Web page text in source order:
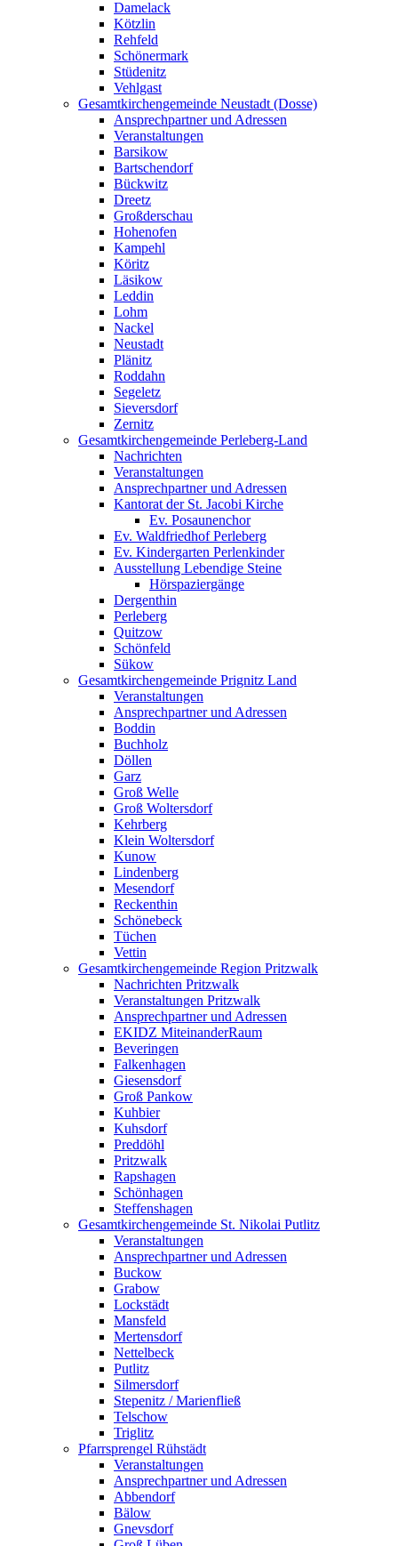
Damelack
Kötzlin
Rehfeld
Schönermark
Stüdenitz
Vehlgast
Gesamtkirchengemeinde Neustadt (Dosse)
Ansprechpartner und Adressen
Veranstaltungen
Barsikow
Bartschendorf
Bückwitz
Dreetz
Großderschau
Hohenofen
Kampehl
Köritz
Läsikow
Leddin
Lohm
Nackel
Neustadt
Plänitz
Roddahn
Segeletz
Sieversdorf
Zernitz
Gesamtkirchengemeinde Perleberg-Land
Nachrichten
Veranstaltungen
Ansprechpartner und Adressen
Kantorat der St. Jacobi Kirche
Ev. Posaunenchor
Ev. Waldfriedhof Perleberg
Ev. Kindergarten Perlenkinder
Ausstellung Lebendige Steine
Hörspaziergänge
Dergenthin
Perleberg
Quitzow
Schönfeld
Sükow
Gesamtkirchengemeinde Prignitz Land
Veranstaltungen
Ansprechpartner und Adressen
Boddin
Buchholz
Döllen
Garz
Groß Welle
Groß Woltersdorf
Kehrberg
Klein Woltersdorf
Kunow
Lindenberg
Mesendorf
Reckenthin
Schönebeck
Tüchen
Vettin
Gesamtkirchengemeinde Region Pritzwalk
Nachrichten Pritzwalk
Veranstaltungen Pritzwalk
Ansprechpartner und Adressen
EKIDZ MiteinanderRaum
Beveringen
Falkenhagen
Giesensdorf
Groß Pankow
Kuhbier
Kuhsdorf
Preddöhl
Pritzwalk
Rapshagen
Schönhagen
Steffenshagen
Gesamtkirchengemeinde St. Nikolai Putlitz
Veranstaltungen
Ansprechpartner und Adressen
Buckow
Grabow
Lockstädt
Mansfeld
Mertensdorf
Nettelbeck
Putlitz
Silmersdorf
Stepenitz / Marienfließ
Telschow
Triglitz
Pfarrsprengel Rühstädt
Veranstaltungen
Ansprechpartner und Adressen
Abbendorf
Bälow
Gnevsdorf